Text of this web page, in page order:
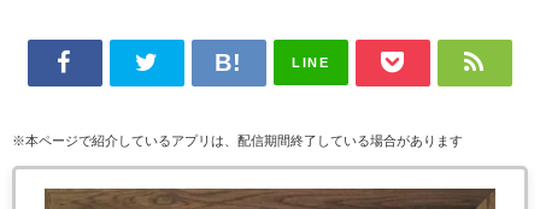
LINE
※本ページで紹介しているアプリは、配信期間終了している場合があります